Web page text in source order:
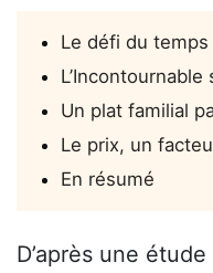
Le défi du
Un plat familial
Le prix, un
En résumé
D’après une